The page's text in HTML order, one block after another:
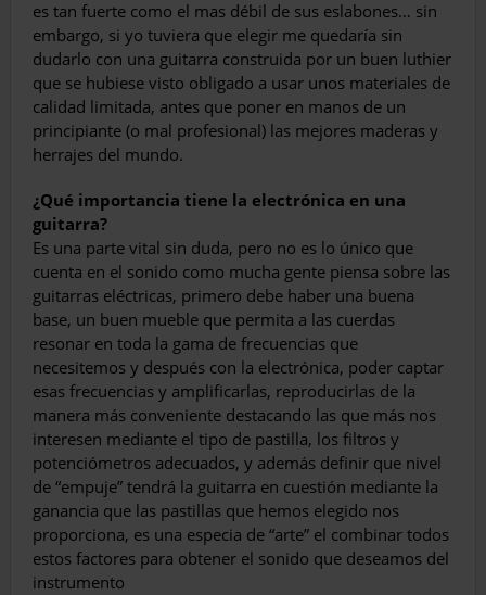
es tan fuerte como el mas débil de sus eslabones… sin
embargo, si yo tuviera que elegir me quedaría sin
dudarlo con una guita­rra construida por un buen luthier
que se hu­biese visto obligado a usar unos materiales de
calidad limitada, antes que poner en manos de un
principiante (o mal profesional) las mejores maderas y
herrajes del mundo.
¿Qué importancia tiene la electrónica en una
guitarra?
Es una parte vital sin duda, pero no es lo único que
cuenta en el sonido como mucha gente piensa sobre las
guitarras eléctricas, primero debe haber una buena
base, un buen mueble que permita a las cuerdas
resonar en toda la gama de frecuencias que
necesitemos y después con la electrónica, poder captar
esas frecuencias y amplificarlas, reproducirlas de la
manera más conveniente destacando las que más nos
interesen mediante el tipo de pasti­lla, los filtros y
potenciómetros adecuados, y además definir que nivel
de “empuje” tendrá la guitarra en cuestión mediante la
ganancia que las pastillas que hemos elegido nos
proporcio­na, es una especia de “arte” el combinar todos
estos factores para obtener el sonido que de­seamos del
instrumento